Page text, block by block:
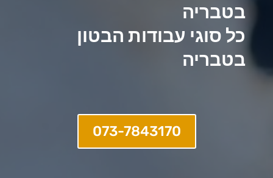
בטבריה
כל סוגי עבודות הבטון
בטבריה
073-7843170